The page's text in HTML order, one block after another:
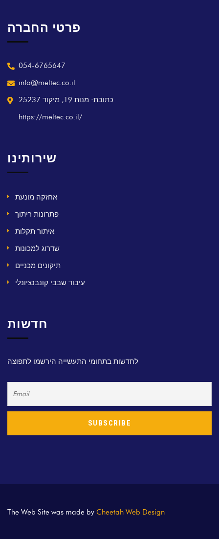
פרטי החברה
054-6765647
info@meltec.co.il
כתובת: מנות 19, מיקוד 25237
https://meltec.co.il/
שירותינו
אחזקה מונעת
פתרונות ריתוך
איתור תקלות
שדרוג למכונות
תיקונים מכניים
עיבוד שבבי קונבנציונלי
חדשות
לחדשות בתחומי התעשייה הירשמו לתפוצה
The Web Site was made by Cheetah Web Design